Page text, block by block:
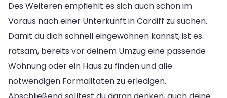
Des Weiteren empfiehlt es sich auch schon im
Voraus nach einer Unterkunft in Cardiff zu suchen.
Damit du dich schnell eingewöhnen kannst, ist es
ratsam, bereits vor deinem Umzug eine passende
Wohnung oder ein Haus zu finden und alle
notwendigen Formalitäten zu erledigen.